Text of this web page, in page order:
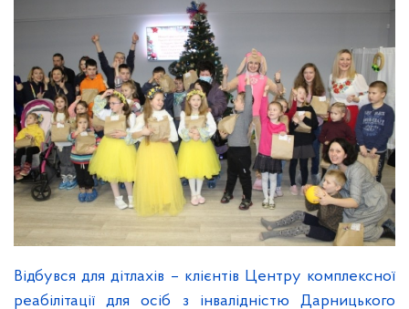
Відбувся для дітлахів – клієнтів Центру комплексної
реабілітації для осіб з інвалідністю Дарницького